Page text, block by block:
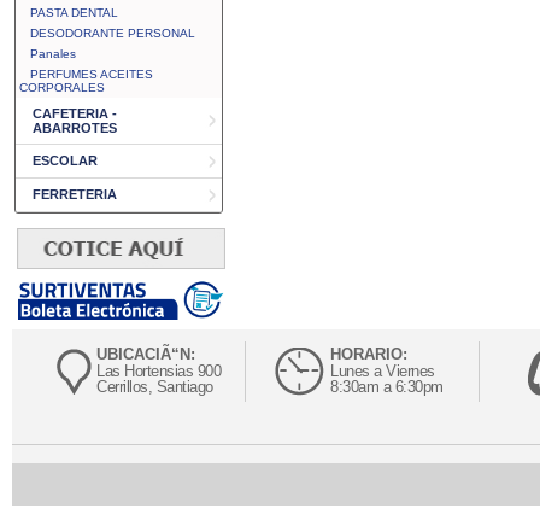
PASTA DENTAL
DESODORANTE PERSONAL
Panales
PERFUMES ACEITES
CORPORALES
CAFETERIA -
ABARROTES
ESCOLAR
FERRETERIA
UBICACIÃ“N:
Las Hortensias 900
Cerrillos, Santiago
HORARIO:
Lunes a Viernes
8:30am a 6:30pm